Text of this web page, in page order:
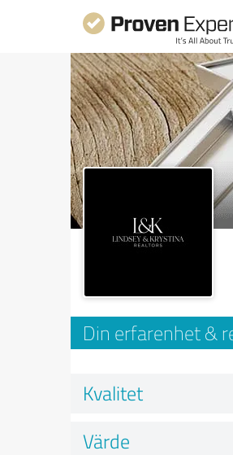
Din erfarenhet &
Kvalitet
Värde